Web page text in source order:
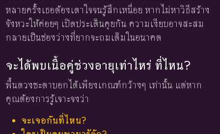
หลายครั้งเธอต้องเดาใจจนรู้สึกเหนื่อย หากไม่หาวิธีสร้าง
จังหวะให้ค่อยๆ เปิดประเด็นคุยกัน ความเงียบอาจสะสม
กลายเป็นช่องว่างที่ยากจะถมเต็มในอนาคต
จะได้พบเนื้อคู่ช่วงอายุเท่าไหร่ ที่ไหน?
พื้นดวงชะตาบอกได้เพียงเกณฑ์กว้างๆ เท่านั้น แต่หาก
คุณต้องการรู้เจาะจงว่า
จะเจอกันที่ไหน?